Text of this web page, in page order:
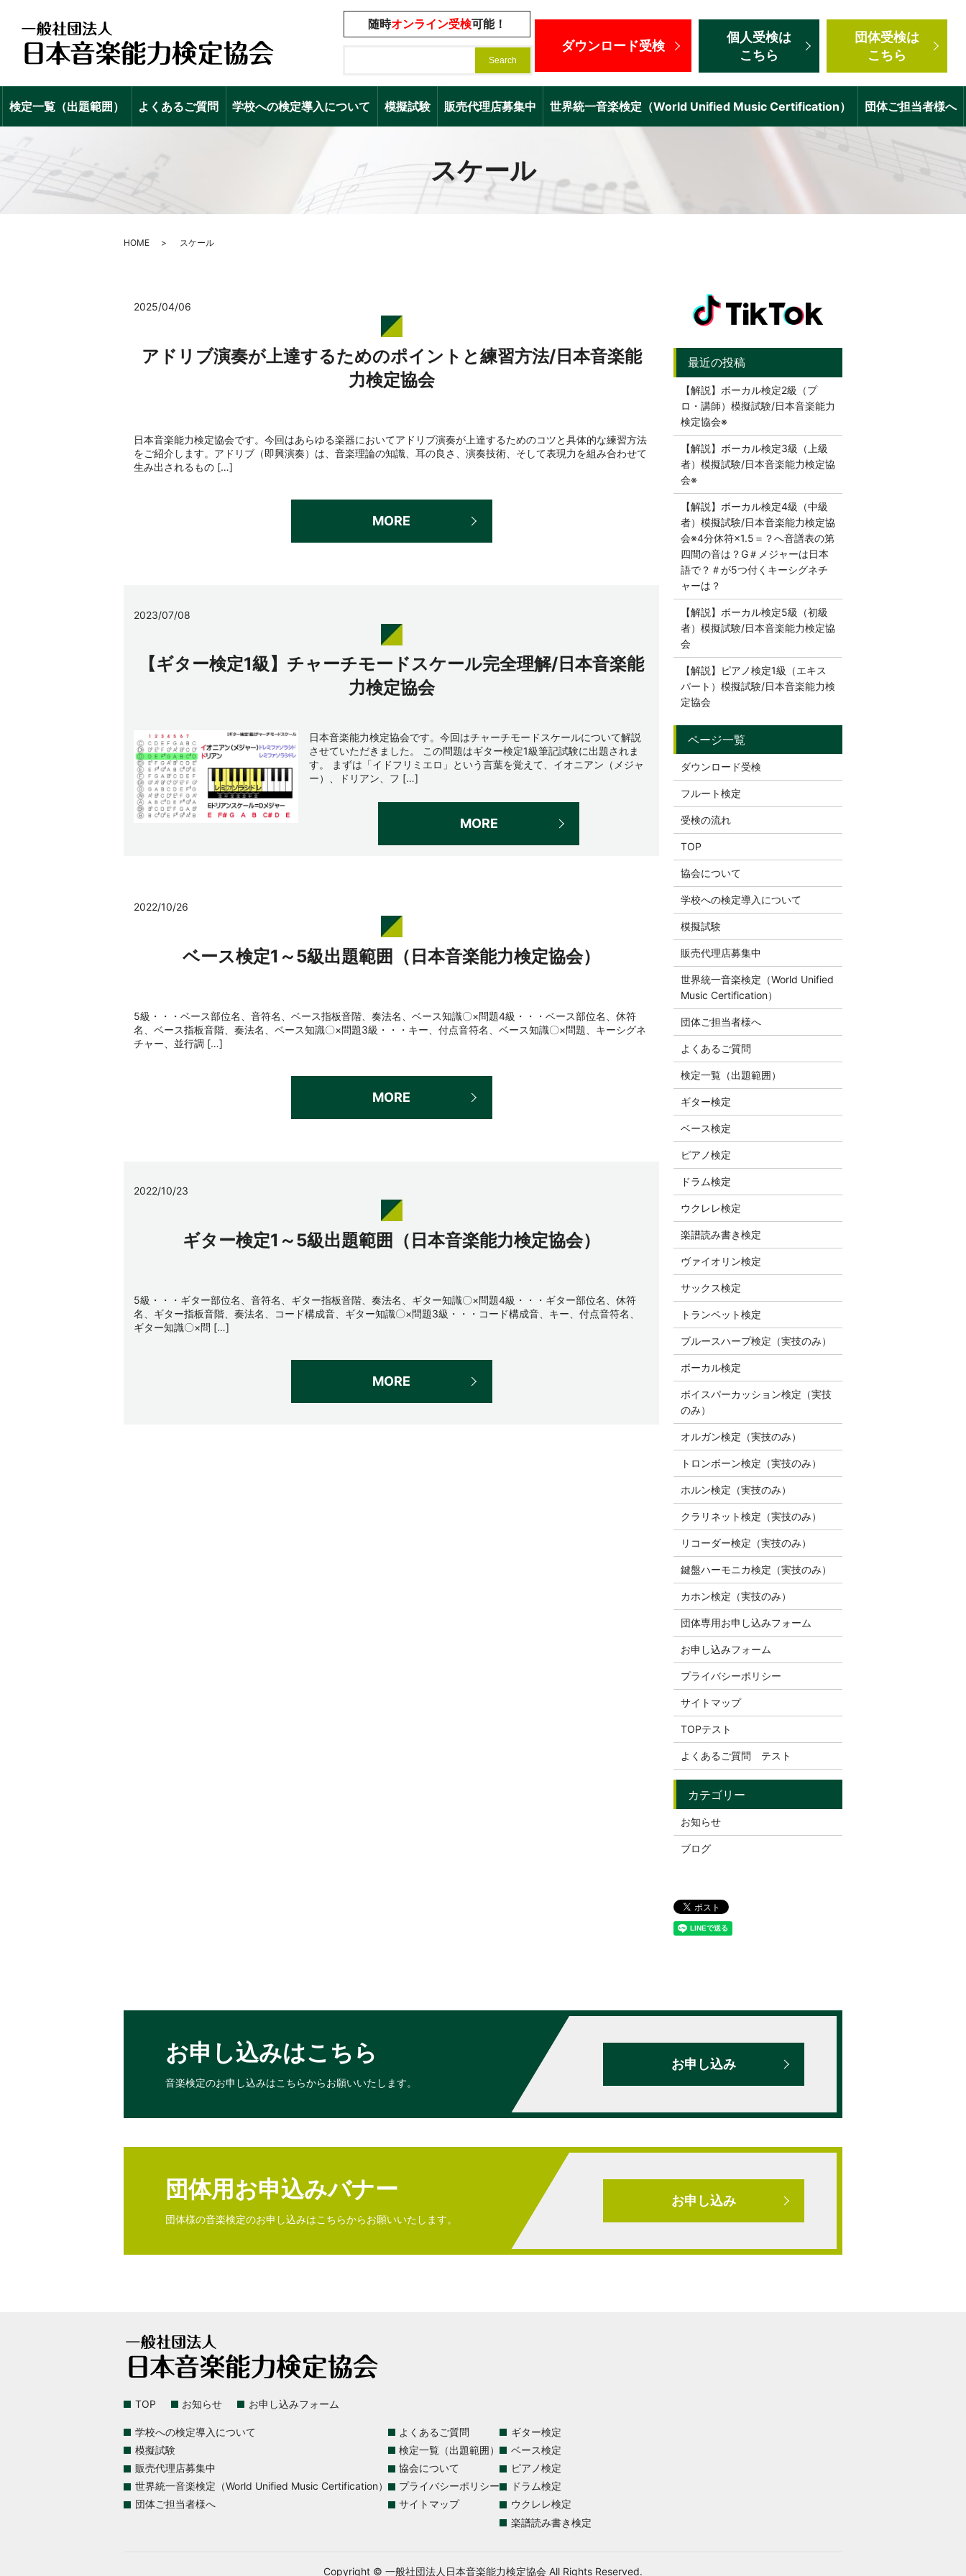
随時オンライン受検可能！
ダウンロード受検
個人受検は
こちら
団体受検は
こちら
検定一覧（出題範囲） よくあるご質問 学校への検定導入について 模擬試験 販売代理店募集中 世界統一音楽検定（World Unified Music Certification） 団体ご担当者様へ
スケール
HOME スケール
2025/04/06
アドリブ演奏が上達するためのポイントと練習方法/日本音楽能
力検定協会
日本音楽能力検定協会です。今回はあらゆる楽器においてアドリブ演奏が上達するためのコツと具体的な練習方法
をご紹介します。アドリブ（即興演奏）は、音楽理論の知識、耳の良さ、演奏技術、そして表現力を組み合わせて
生み出されるもの […]
MORE
2023/07/08
【ギター検定1級】チャーチモードスケール完全理解/日本音楽能
力検定協会
日本音楽能力検定協会です。今回はチャーチモードスケールについて解説
させていただきました。 この問題はギター検定1級筆記試験に出題されま
す。 まずは「イドフリミエロ」という言葉を覚えて、イオニアン（メジャ
ー）、ドリアン、フ […]
MORE
2022/10/26
ベース検定1～5級出題範囲（日本音楽能力検定協会）
5級・・・ベース部位名、音符名、ベース指板音階、奏法名、ベース知識〇×問題4級・・・ベース部位名、休符
名、ベース指板音階、奏法名、ベース知識〇×問題3級・・・キー、付点音符名、ベース知識〇×問題、キーシグネ
チャー、並行調 […]
MORE
2022/10/23
ギター検定1～5級出題範囲（日本音楽能力検定協会）
5級・・・ギター部位名、音符名、ギター指板音階、奏法名、ギター知識〇×問題4級・・・ギター部位名、休符
名、ギター指板音階、奏法名、コード構成音、ギター知識〇×問題3級・・・コード構成音、キー、付点音符名、
ギター知識〇×問 […]
MORE
【解説】ボーカル検定2級（プ
ロ・講師）模擬試験/日本音楽能力
検定協会※
【解説】ボーカル検定3級（上級
者）模擬試験/日本音楽能力検定協
会※
【解説】ボーカル検定4級（中級
者）模擬試験/日本音楽能力検定協
会※4分休符×1.5＝？へ音譜表の第
四間の音は？G＃メジャーは日本
語で？＃が5つ付くキーシグネチ
ャーは？
【解説】ボーカル検定5級（初級
者）模擬試験/日本音楽能力検定協
会
【解説】ピアノ検定1級（エキス
パート）模擬試験/日本音楽能力検
定協会
ダウンロード受検
フルート検定
受検の流れ
TOP
協会について
学校への検定導入について
模擬試験
販売代理店募集中
世界統一音楽検定（World Unified
Music Certification）
団体ご担当者様へ
よくあるご質問
検定一覧（出題範囲）
ギター検定
ベース検定
ピアノ検定
ドラム検定
ウクレレ検定
楽譜読み書き検定
ヴァイオリン検定
サックス検定
トランペット検定
ブルースハープ検定（実技のみ）
ボーカル検定
ボイスパーカッション検定（実技
のみ）
オルガン検定（実技のみ）
トロンボーン検定（実技のみ）
ホルン検定（実技のみ）
クラリネット検定（実技のみ）
リコーダー検定（実技のみ）
鍵盤ハーモニカ検定（実技のみ）
カホン検定（実技のみ）
団体専用お申し込みフォーム
お申し込みフォーム
プライバシーポリシー
サイトマップ
TOPテスト
よくあるご質問 テスト
お知らせ
ブログ
お申し込みはこちら
音楽検定のお申し込みはこちらからお願いいたします。
お申し込み
団体用お申込みバナー
団体様の音楽検定のお申し込みはこちらからお願いいたします。
お申し込み
TOP お知らせ お申し込みフォーム
学校への検定導入について
模擬試験
販売代理店募集中
世界統一音楽検定（World Unified Music Certification）
団体ご担当者様へ
よくあるご質問
検定一覧（出題範囲）
協会について
プライバシーポリシー
サイトマップ
ギター検定
ベース検定
ピアノ検定
ドラム検定
ウクレレ検定
楽譜読み書き検定
Copyright © 一般社団法人日本音楽能力検定協会 All Rights Reserved.